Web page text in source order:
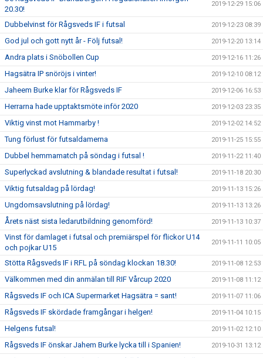
20.30!
2019-12-29 15:06
Dubbelvinst för Rågsveds IF i futsal 2019-12-23 08:39
God jul och gott nytt år - Följ futsal! 2019-12-20 13:14
Andra plats i Snöbollen Cup 2019-12-16 11:26
Hagsätra IP snöröjs i vinter! 2019-12-10 08:12
Jaheem Burke klar för Rågsveds IF 2019-12-06 16:53
Herrarna hade upptaktsmöte inför 2020 2019-12-03 23:35
Viktig vinst mot Hammarby ! 2019-12-02 14:52
Tung förlust för futsaldamerna 2019-11-25 15:55
Dubbel hemmamatch på söndag i futsal ! 2019-11-22 11:40
Superlyckad avslutning & blandade resultat i futsal! 2019-11-18 20:30
Viktig futsaldag på lördag! 2019-11-13 15:26
Ungdomsavslutning på lördag! 2019-11-13 13:26
Årets näst sista ledarutbildning genomförd! 2019-11-13 10:37
Vinst för damlaget i futsal och premiärspel för flickor U14
och pojkar U15
2019-11-11 10:05
Stötta Rågsveds IF i RFL på söndag klockan 18.30! 2019-11-08 12:53
Välkommen med din anmälan till RIF Vårcup 2020 2019-11-08 11:12
Rågsveds IF och ICA Supermarket Hagsätra = sant! 2019-11-07 11:06
Rågsveds IF skördade framgångar i helgen! 2019-11-04 10:15
Helgens futsal! 2019-11-02 12:10
Rågsveds IF önskar Jahem Burke lycka till i Spanien! 2019-10-31 13:12